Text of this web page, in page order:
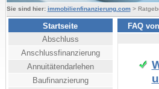
Sie sind hier: immobilienfinanzierung.com>
Startseite
Abschluss
Anschlussfinanzierung
Annuitätendarlehen
Baufinanzierung
FAQ